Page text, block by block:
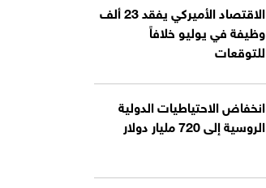
الاقتصاد الأميركي يفقد 23 ألف
وظيفة في يوليو خلافاً
للتوقعات
انخفاض الاحتياطيات الدولية
الروسية إلى 720 مليار دولار